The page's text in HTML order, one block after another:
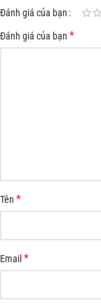
Đánh giá của bạn
Đánh giá của bạn *
Tên *
Email*